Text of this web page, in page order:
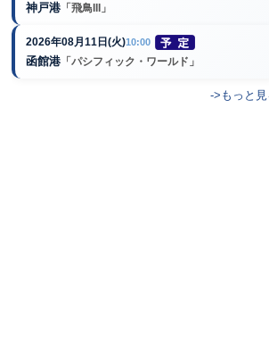
神戸港 「飛鳥III」
2026年08月11日(火)10:00
函館港 「パシフィック・ワールド」
->もっと見